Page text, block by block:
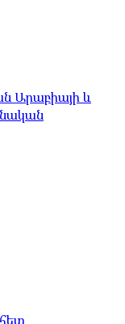
Արաբիայի և